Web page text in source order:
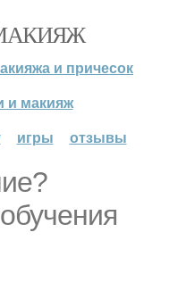
и причесок
и макияж
игры отзывы